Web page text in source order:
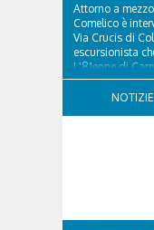
Attorno a
Comelico è
Via Crucis di
escursionista
L'81enne di
comitiva e
NOTIZIE